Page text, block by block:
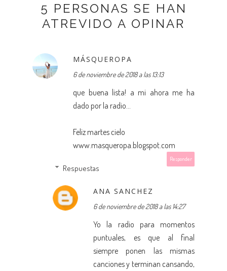
5 PERSONAS SE HAN
ATREVIDO A OPINAR
MÁSQUEROPA
6 de noviembre de 2018 a las 13:13
que buena lista! a mi ahora me ha
dado por la radio...
Feliz martes cielo
www.masqueropa.blogspot.com
Responder
Respuestas
ANA SANCHEZ
6 de noviembre de 2018 a las 14:27
Yo la radio para momentos
puntuales, es que al final
siempre ponen las mismas
canciones y terminan cansando,